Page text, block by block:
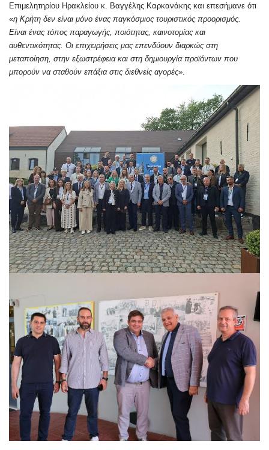
Επιμελητηρίου Ηρακλείου κ. Βαγγέλης Καρκανάκης και επεσήμανε ότι
«η Κρήτη δεν είναι μόνο ένας παγκόσμιος τουριστικός προορισμός.
Είναι ένας τόπος παραγωγής, ποιότητας, καινοτομίας και
αυθεντικότητας. Οι επιχειρήσεις μας επενδύουν διαρκώς στη
μεταποίηση, στην εξωστρέφεια και στη δημιουργία προϊόντων που
μπορούν να σταθούν επάξια στις διεθνείς αγορές».